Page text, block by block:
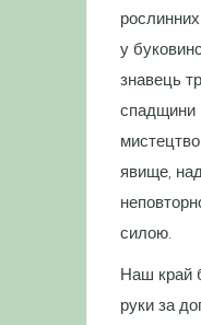
у
знавець
спадщини
явище,
силою.
Наш край
руки за